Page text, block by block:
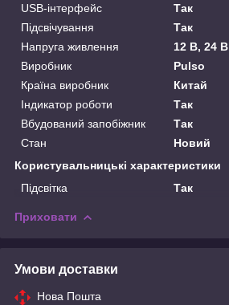
USB-інтерфейс
Так
Підсвічування
Так
Напруга живлення
12 В, 24 В
Виробник
Pulso
Країна виробник
Китай
Індикатор роботи
Так
Вбудований запобіжник
Так
Стан
Новий
Користувальницькі характеристики
Підсвітка
Так
Приховати
Умови доставки
Нова Пошта